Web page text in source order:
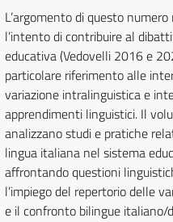
L’argomento di questo
l’intento di contribuire al
educativa (Vedovelli 2016 e
particolare riferimento alle
variazione intralinguistica e
apprendimenti linguistici. Il
analizzano studi e pratiche
lingua italiana nel sistema
affrontando questioni
l’impiego del repertorio delle
e il confronto bilingue italiano/